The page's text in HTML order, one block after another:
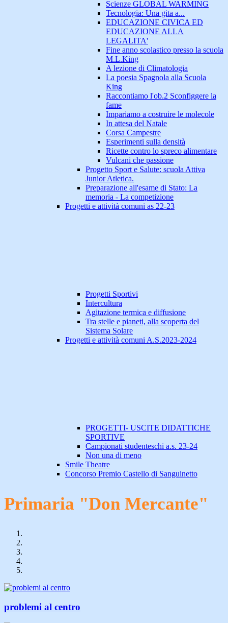
Scienze GLOBAL WARMING
Tecnologia: Una gita a...
EDUCAZIONE CIVICA ED
EDUCAZIONE ALLA
LEGALITA'
Fine anno scolastico presso la scuola
M.L.King
A lezione di Climatologia
La poesia Spagnola alla Scuola
King
Raccontiamo l'ob.2 Sconfiggere la
fame
Impariamo a costruire le molecole
In attesa del Natale
Corsa Campestre
Esperimenti sulla densità
Ricette contro lo spreco alimentare
Vulcani che passione
Progetto Sport e Salute: scuola Attiva
Junior Atletica.
Preparazione all'esame di Stato: La
memoria - La competizione
Progetti e attività comuni as 22-23
Progetti Sportivi
Intercultura
Agitazione termica e diffusione
Tra stelle e pianeti, alla scoperta del
Sistema Solare
Progetti e attività comuni A.S.2023-2024
PROGETTI- USCITE DIDATTICHE
SPORTIVE
Campionati studenteschi a.s. 23-24
Non una di meno
Smile Theatre
Concorso Premio Castello di Sanguinetto
Primaria "Don Mercante"
problemi al centro